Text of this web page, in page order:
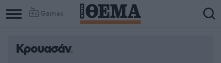
Games
Κρουασάν